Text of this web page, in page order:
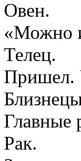
Овен.
«Можно
Телец.
Пришел.
Главные
Рак.